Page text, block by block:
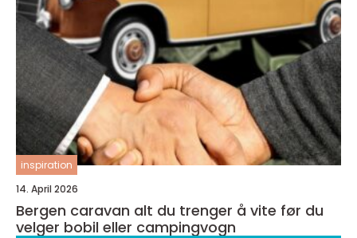
inspiration
14. April 2026
Bergen caravan alt du trenger å vite før du
velger bobil eller campingvogn